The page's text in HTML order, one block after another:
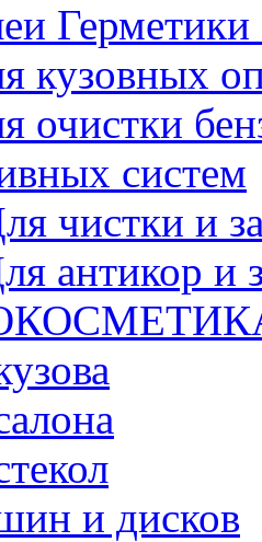
кузовных
очистки
систем
чистки и
антикор и
и дисков